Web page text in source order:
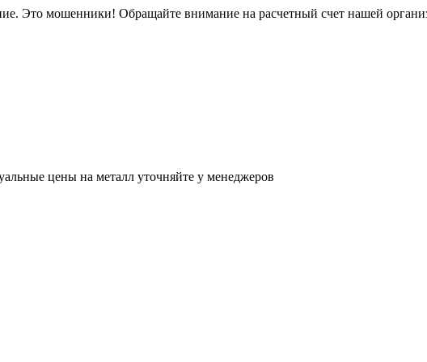
Это мошенники! Обращайте внимание на расчетный счет нашей
цены на металл уточняйте у менеджеров